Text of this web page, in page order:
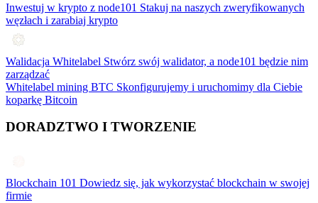
Inwestuj w krypto z node101 Stakuj na naszych zweryfikowanych
węzłach i zarabiaj krypto
Walidacja Whitelabel Stwórz swój walidator, a node101 będzie nim
zarządzać
Whitelabel mining BTC Skonfigurujemy i uruchomimy dla Ciebie
koparkę Bitcoin
DORADZTWO I TWORZENIE
Blockchain 101 Dowiedz się, jak wykorzystać blockchain w swojej
firmie